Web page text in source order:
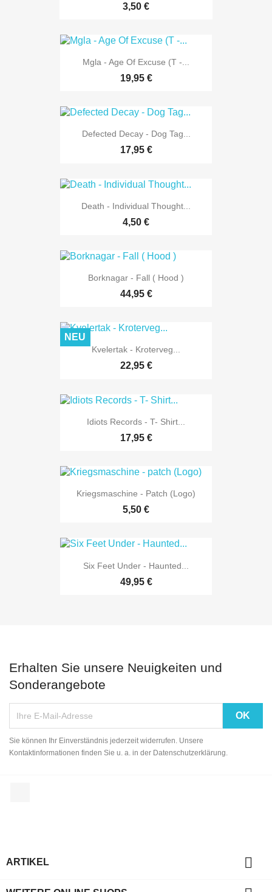
3,50 €
Mgla - Age Of Excuse (T -...
19,95 €
Defected Decay - Dog Tag...
17,95 €
Death - Individual Thought...
4,50 €
Borknagar - Fall ( Hood )
44,95 €
Kvelertak - Kroterveg...
22,95 €
NEU
Idiots Records - T- Shirt...
17,95 €
Kriegsmaschine - Patch (Logo)
5,50 €
Six Feet Under - Haunted...
49,95 €
Erhalten Sie unsere Neuigkeiten und
Sonderangebote
Sie können Ihr Einverständnis jederzeit widerrufen. Unsere
Kontaktinformationen finden Sie u. a. in der Datenschutzerklärung.
ARTIKEL 